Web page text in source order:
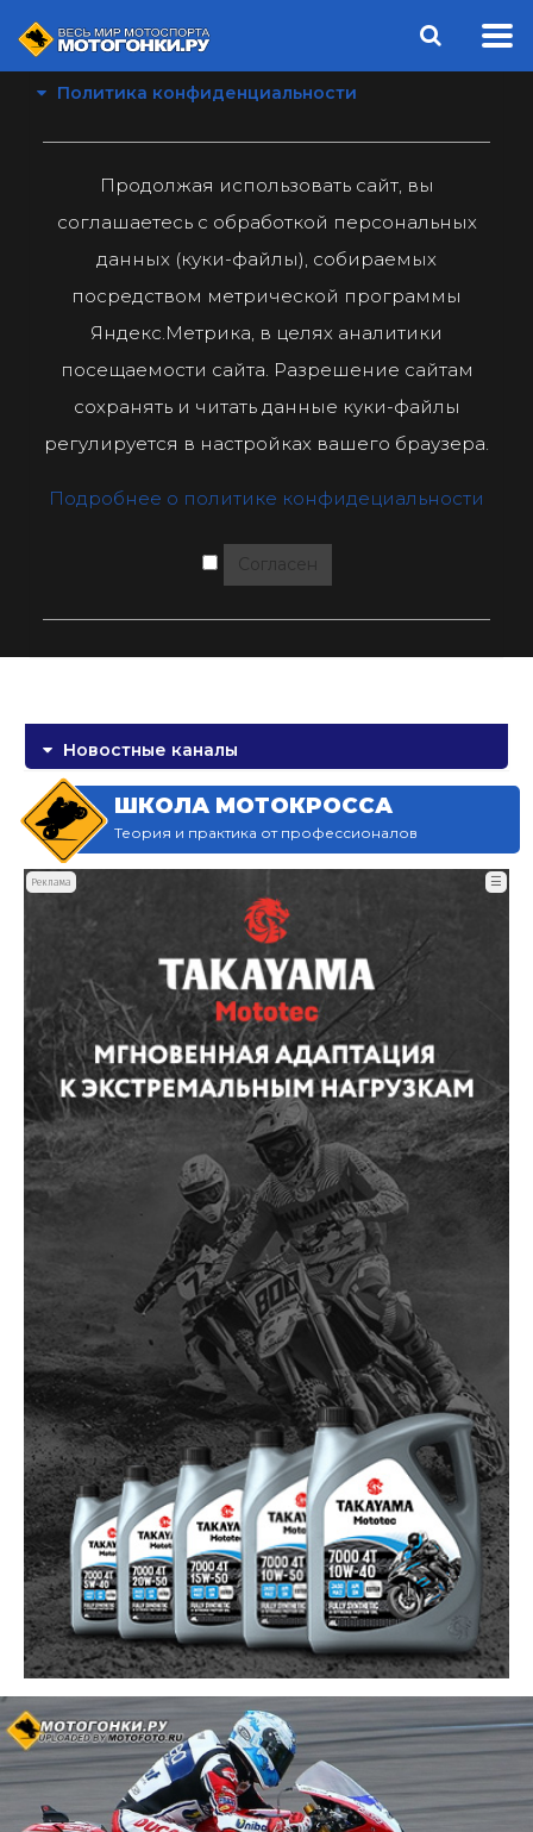
Политика конфиденциальности
Продолжая использовать сайт, вы
соглашаетесь с обработкой персональных
данных (куки-файлы), собираемых
посредством метрической программы
Яндекс.Метрика, в целях аналитики
посещаемости сайта. Разрешение сайтам
сохранять и читать данные куки-файлы
регулируется в настройках вашего браузера.
Подробнее о политике конфидециальности
Согласен
Новостные каналы
ШКОЛА МОТОКРОССА
Теория и практика от профессионалов
Реклама ☰